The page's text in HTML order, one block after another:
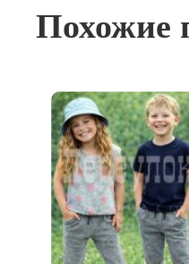
Похожие